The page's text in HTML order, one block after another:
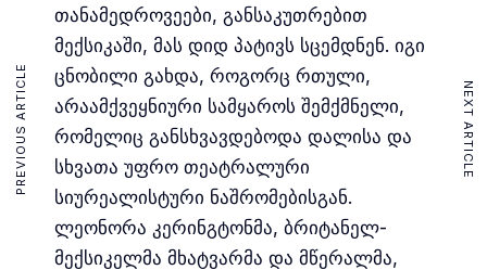
თანამედროვეები, განსაკუთრებით
მექსიკაში, მას დიდ პატივს სცემდნენ. იგი
ცნობილი გახდა, როგორც რთული,
არაამქვეყნიური სამყაროს შემქმნელი,
რომელიც განსხვავდებოდა დალისა და
სხვათა უფრო თეატრალური
სიურეალისტური ნაშრომებისგან.
ლეონორა კერინგტონმა, ბრიტანელ-
მექსიკელმა მხატვარმა და მწერალმა,
PREVIOUS ARTICLE NEXT ARTICLE